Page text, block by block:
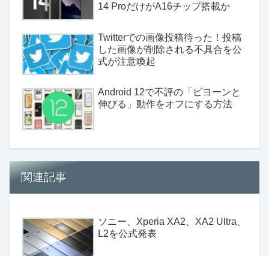
14 ProだけがA16チップ搭載か
Twitterでの画像投稿待った！投稿
した画像が削除される不具合を公
式が注意喚起
Android 12で不評の「ビヨーンと
伸びる」動作をオフにする方法
関連記事
ソニー、Xperia XA2、XA2 Ultra、
L2を公式発表